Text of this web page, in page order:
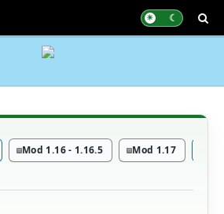
Mod 1.16 - 1.16.5 Mod 1.17